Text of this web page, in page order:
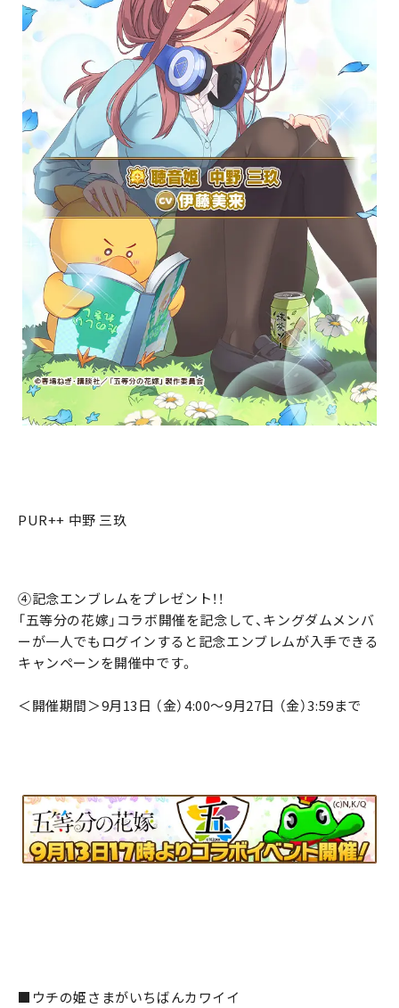
PUR++ 中野 三玖
④記念エンブレムをプレゼント！！
「五等分の花嫁」コラボ開催を記念して、キングダムメンバ
ーが一人でもログインすると記念エンブレムが入手できる
キャンペーンを開催中です。
＜開催期間＞9月13日 （金）4:00～9月27日 （金）3:59まで
■ウチの姫さまがいちばんカワイイ